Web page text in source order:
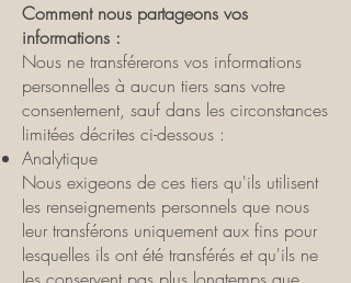
Comment nous partageons vos
informations :
Nous ne transférerons vos informations
personnelles à aucun tiers sans votre
consentement, sauf dans les circonstances
limitées décrites ci-dessous :
Analytique
Nous exigeons de ces tiers qu'ils utilisent
les renseignements personnels que nous
leur transférons uniquement aux fins pour
lesquelles ils ont été transférés et qu'ils ne